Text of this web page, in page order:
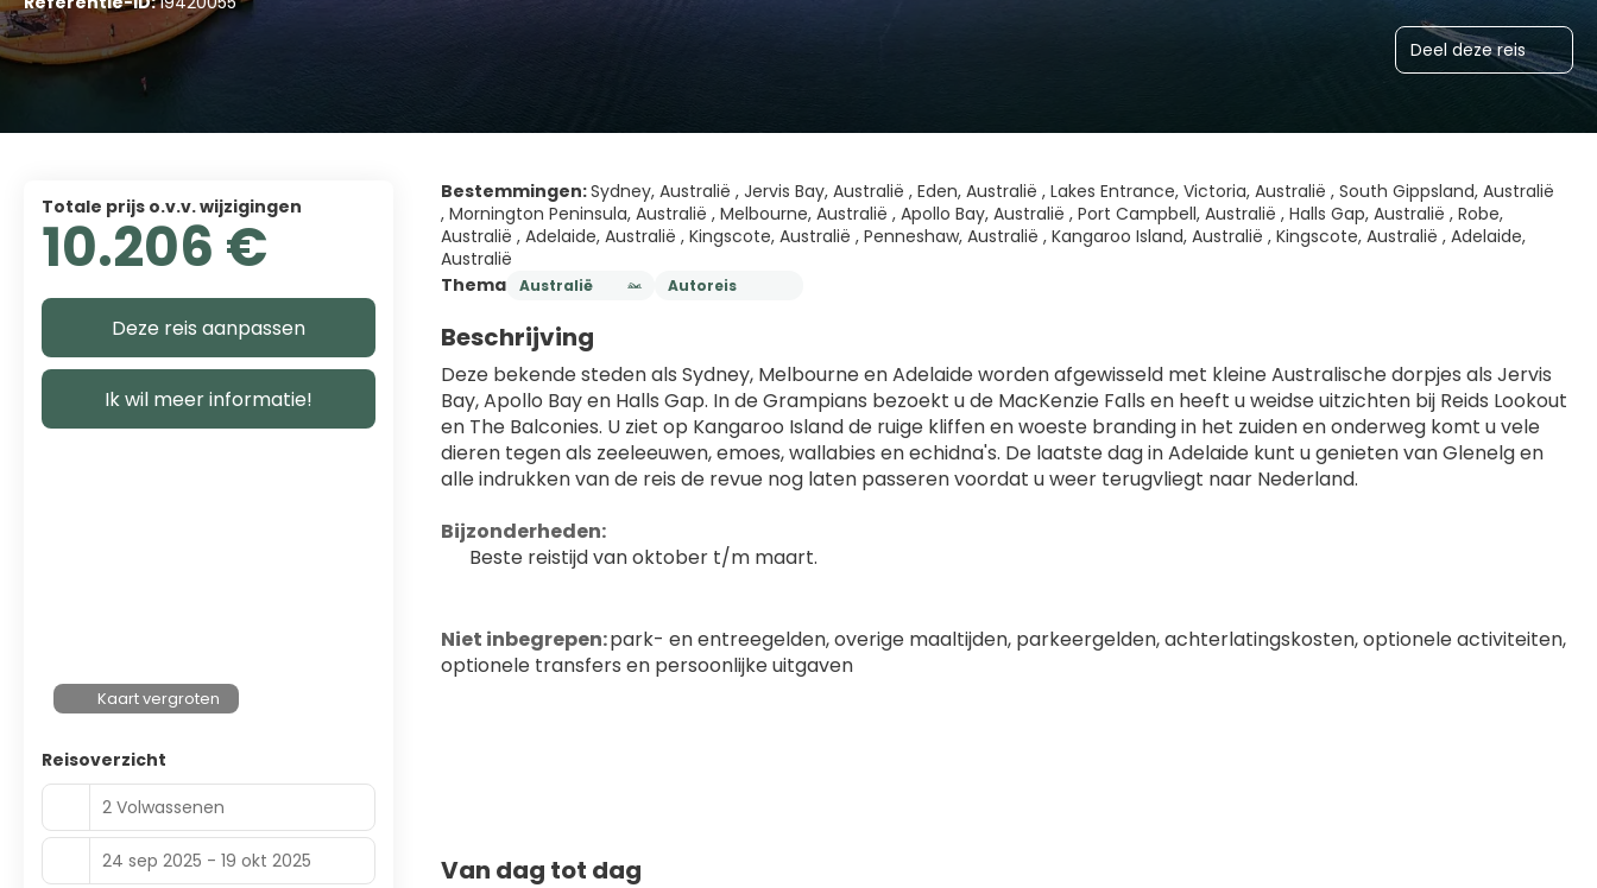
Namibië
Zanzibar
Deel deze reis
Bestemmingen:Sydney, Australië , Jervis Bay, Australië , Eden, Australië , Lakes Entrance, Victoria, Australië , South Gippsland, Australië
, Mornington Peninsula, Australië , Melbourne, Australië , Apollo Bay, Australië , Port Campbell, Australië , Halls Gap, Australië , Robe,
Australië , Adelaide, Australië , Kingscote, Australië , Penneshaw, Australië , Kangaroo Island, Australië , Kingscote, Australië , Adelaide,
Australië
Thema
Australië Autoreis
Beschrijving
Deze bekende steden als Sydney, Melbourne en Adelaide worden afgewisseld met kleine Australische dorpjes als Jervis
Bay, Apollo Bay en Halls Gap. In de Grampians bezoekt u de MacKenzie Falls en heeft u weidse uitzichten bij Reids Lookout
en The Balconies. U ziet op Kangaroo Island de ruige kliffen en woeste branding in het zuiden en onderweg komt u vele
dieren tegen als zeeleeuwen, emoes, wallabies en echidna's. De laatste dag in Adelaide kunt u genieten van Glenelg en
alle indrukken van de reis de revue nog laten passeren voordat u weer terugvliegt naar Nederland.
Bijzonderheden:
Beste reistijd van oktober t/m maart.
Niet inbegrepen: park- en entreegelden, overige maaltijden, parkeergelden, achterlatingskosten, optionele activiteiten,
optionele transfers en persoonlijke uitgaven
Van dag tot dag
Totale prijs o.v.v. wijzigingen
10.206 €
Deze reis aanpassen
Ik wil meer informatie!
Kaart vergroten
Reisoverzicht
2 Volwassenen
24 sep 2025 - 19 okt 2025